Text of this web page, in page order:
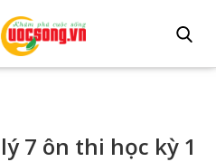
7 ôn thi học kỳ 1